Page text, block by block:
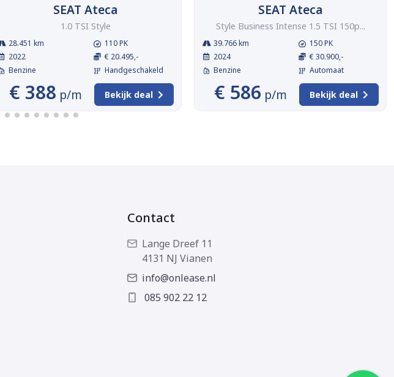
SEAT Ateca
1.0 TSI Style
28.451 km
2022
Benzine
110 PK
€ 20.495,-
Handgeschakeld
€ 388 p/m Bekijk deal
SEAT Ateca
Style Business Intense 1.5 TSI 150p...
39.766 km
2024
Benzine
150 PK
€ 30.900,-
Automaat
€ 586 p/m Bekijk deal
Contact
Lange Dreef 11
4131 NJ Vianen
info@onlease.nl
085 902 22 12